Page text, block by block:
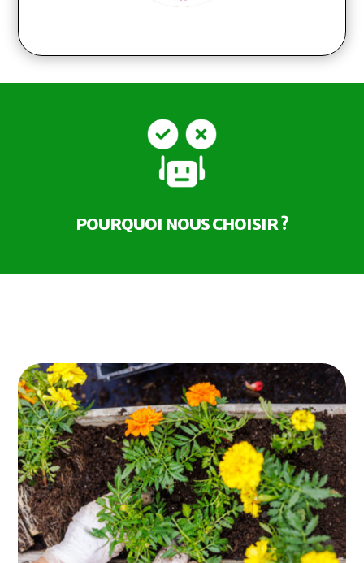
POURQUOI NOUS CHOISIR ?